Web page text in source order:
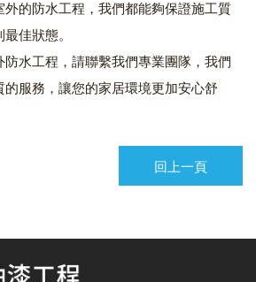
的防水工程，我們都能夠保證施工質
佳狀態。
水工程，請聯繫我們專業團隊，我們
服務，讓您的家居環境更加安心舒
回上一頁